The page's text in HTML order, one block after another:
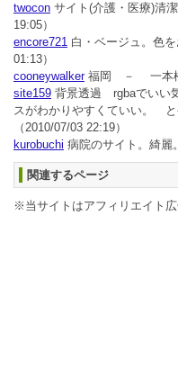
twocon サイト(介護・医療)清
19:05）
encore721 白・ベージュ。色を
01:13）
cooneywalker福岡 － 一本松
site159 背景透過 rgbaでいい
スがわかりやすくていい。 と
（2010/07/03 22:19）
kurobuchi 病院のサイト。綺麗。
関連するページ
※当サイトはアフィリエイト広